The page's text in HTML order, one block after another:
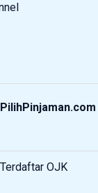
PilihPinjaman.com
Terdaftar OJK